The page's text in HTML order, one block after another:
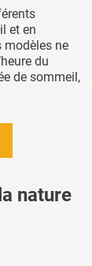
et en
modèles ne
du
de sommeil,
nature